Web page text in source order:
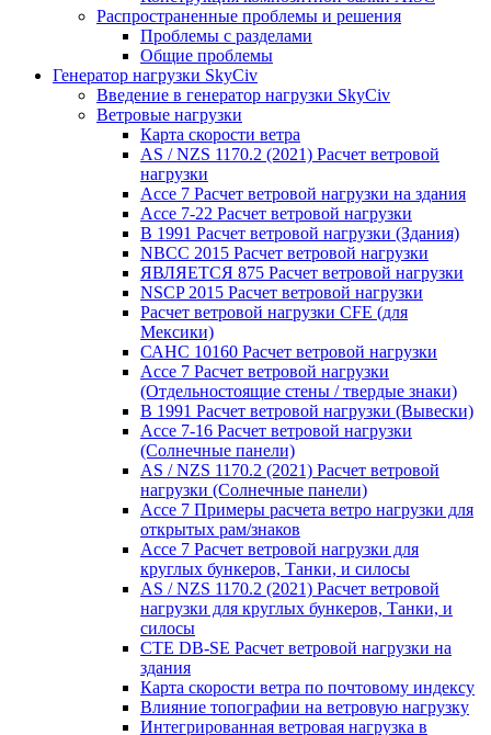
Распространенные проблемы и решения
Проблемы с разделами
Общие проблемы
Генератор нагрузки SkyCiv
Введение в генератор нагрузки SkyCiv
Ветровые нагрузки
Карта скорости ветра
AS / NZS 1170.2 (2021) Расчет ветровой
нагрузки
Ассе 7 Расчет ветровой нагрузки на здания
Ассе 7-22 Расчет ветровой нагрузки
В 1991 Расчет ветровой нагрузки (Здания)
NBCC 2015 Расчет ветровой нагрузки
ЯВЛЯЕТСЯ 875 Расчет ветровой нагрузки
NSCP 2015 Расчет ветровой нагрузки
Расчет ветровой нагрузки CFE (для
Мексики)
САНС 10160 Расчет ветровой нагрузки
Ассе 7 Расчет ветровой нагрузки
(Отдельностоящие стены / твердые знаки)
В 1991 Расчет ветровой нагрузки (Вывески)
Ассе 7-16 Расчет ветровой нагрузки
(Солнечные панели)
AS / NZS 1170.2 (2021) Расчет ветровой
нагрузки (Солнечные панели)
Ассе 7 Примеры расчета ветро нагрузки для
открытых рам/знаков
Ассе 7 Расчет ветровой нагрузки для
круглых бункеров, Танки, и силосы
AS / NZS 1170.2 (2021) Расчет ветровой
нагрузки для круглых бункеров, Танки, и
силосы
CTE DB-SE Расчет ветровой нагрузки на
здания
Карта скорости ветра по почтовому индексу
Влияние топографии на ветровую нагрузку
Интегрированная ветровая нагрузка в